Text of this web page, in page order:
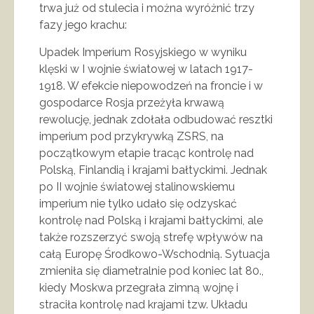
trwa już od stulecia i można wyróżnić trzy
fazy jego krachu:
Upadek Imperium Rosyjskiego w wyniku
klęski w I wojnie światowej w latach 1917-
1918. W efekcie niepowodzeń na froncie i w
gospodarce Rosja przeżyła krwawą
rewolucję, jednak zdołała odbudować resztki
imperium pod przykrywką ZSRS, na
początkowym etapie tracąc kontrolę nad
Polską, Finlandią i krajami bałtyckimi. Jednak
po II wojnie światowej stalinowskiemu
imperium nie tylko udało się odzyskać
kontrolę nad Polską i krajami bałtyckimi, ale
także rozszerzyć swoją strefę wpływów na
całą Europę Środkowo-Wschodnią. Sytuacja
zmieniła się diametralnie pod koniec lat 80.,
kiedy Moskwa przegrała zimną wojnę i
straciła kontrolę nad krajami tzw. Układu